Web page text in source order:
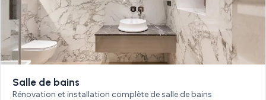
Salle de bains
Rénovation et installation complète de salle de bains